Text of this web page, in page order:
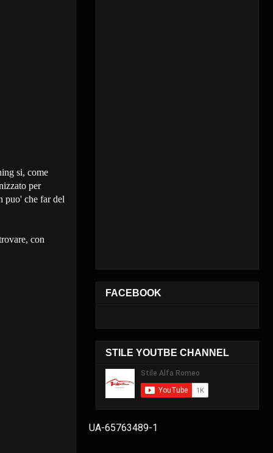
si, come
per
puo' che far del
con
FACEBOOK
STILE YOUTBE CHANNEL
UA-65763489-1